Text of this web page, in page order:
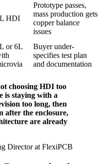
HDI
Prototype passes,
mass production gets
copper balance
issues
or 6L
Buyer under-
specifies test plan
and documentation
choosing HDI too
is staying with a
too long, then
after the enclosure,
are already
Director at FlexiPCB